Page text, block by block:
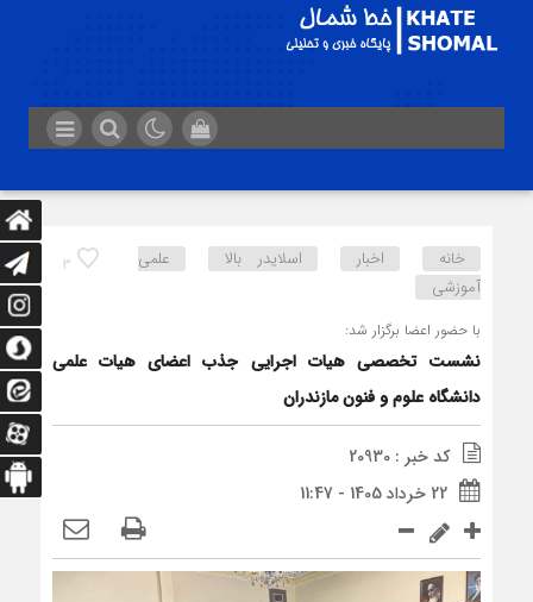
3 خانه اخبار اسلایدر بالا
علمی
آموزشی
با حضور اعضا برگزار شد:
نشست تخصصی هیات اجرایی جذب اعضای هیات علمی
دانشگاه علوم و فنون مازندران
کد خبر : 20930
22 خرداد 1405 - 11:47